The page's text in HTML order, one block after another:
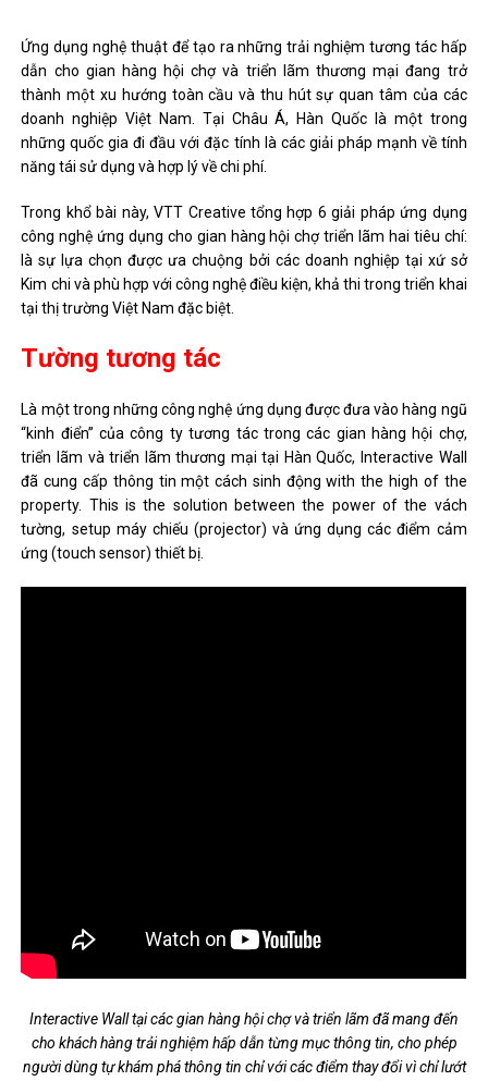
Ứng dụng nghệ thuật để tạo ra những trải nghiệm tương tác hấp
dẫn cho gian hàng hội chợ và triển lãm thương mại đang trở
thành một xu hướng toàn cầu và thu hút sự quan tâm của các
doanh nghiệp Việt Nam. Tại Châu Á, Hàn Quốc là một trong
những quốc gia đi đầu với đặc tính là các giải pháp mạnh về tính
năng tái sử dụng và hợp lý về chi phí.
Trong khổ bài này, VTT Creative tổng hợp 6 giải pháp ứng dụng
công nghệ ứng dụng cho gian hàng hội chợ triển lãm hai tiêu chí:
là sự lựa chọn được ưa chuộng bởi các doanh nghiệp tại xứ sở
Kim chi và phù hợp với công nghệ điều kiện, khả thi trong triển khai
tại thị trường Việt Nam đặc biệt.
Tường tương tác
Là một trong những công nghệ ứng dụng được đưa vào hàng ngũ
“kinh điển” của công ty tương tác trong các gian hàng hội chợ,
triển lãm và triển lãm thương mại tại Hàn Quốc, Interactive Wall
đã cung cấp thông tin một cách sinh động with the high of the
property. This is the solution between the power of the vách
tường, setup máy chiếu (projector) và ứng dụng các điểm cảm
ứng (touch sensor) thiết bị.
Interactive Wall tại các gian hàng hội chợ và triển lãm đã mang đến
cho khách hàng trải nghiệm hấp dẫn từng mục thông tin, cho phép
người dùng tự khám phá thông tin chỉ với các điểm thay đổi vì chỉ lướt